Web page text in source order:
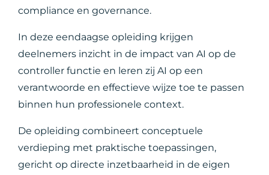
compliance en governance.
In deze eendaagse opleiding krijgen
deelnemers inzicht in de impact van AI op de
controller functie en leren zij AI op een
verantwoorde en effectieve wijze toe te passen
binnen hun professionele context.
De opleiding combineert conceptuele
verdieping met praktische toepassingen,
gericht op directe inzetbaarheid in de eigen